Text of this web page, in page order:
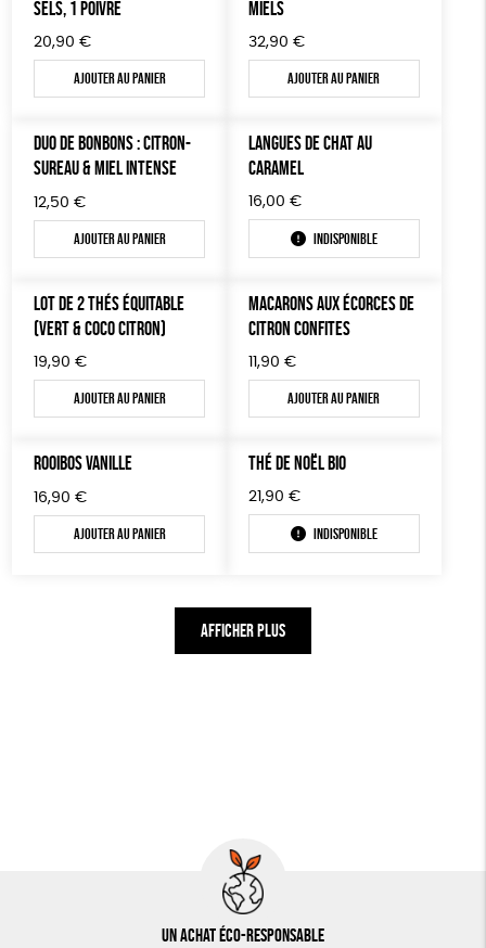
SELS, 1 POIVRE
20,90 €
Ajouter au panier
MIELS
32,90 €
Ajouter au panier
DUO DE BONBONS : CITRON-
SUREAU & MIEL INTENSE
12,50 €
Ajouter au panier
LANGUES DE CHAT AU
CARAMEL
16,00 €
Indisponible
LOT DE 2 THÉS ÉQUITABLE
(VERT & COCO CITRON)
19,90 €
Ajouter au panier
MACARONS AUX ÉCORCES DE
CITRON CONFITES
11,90 €
Ajouter au panier
ROOIBOS VANILLE
16,90 €
Ajouter au panier
THÉ DE NOËL BIO
21,90 €
Indisponible
AFFICHER PLUS
Un achat éco-responsable